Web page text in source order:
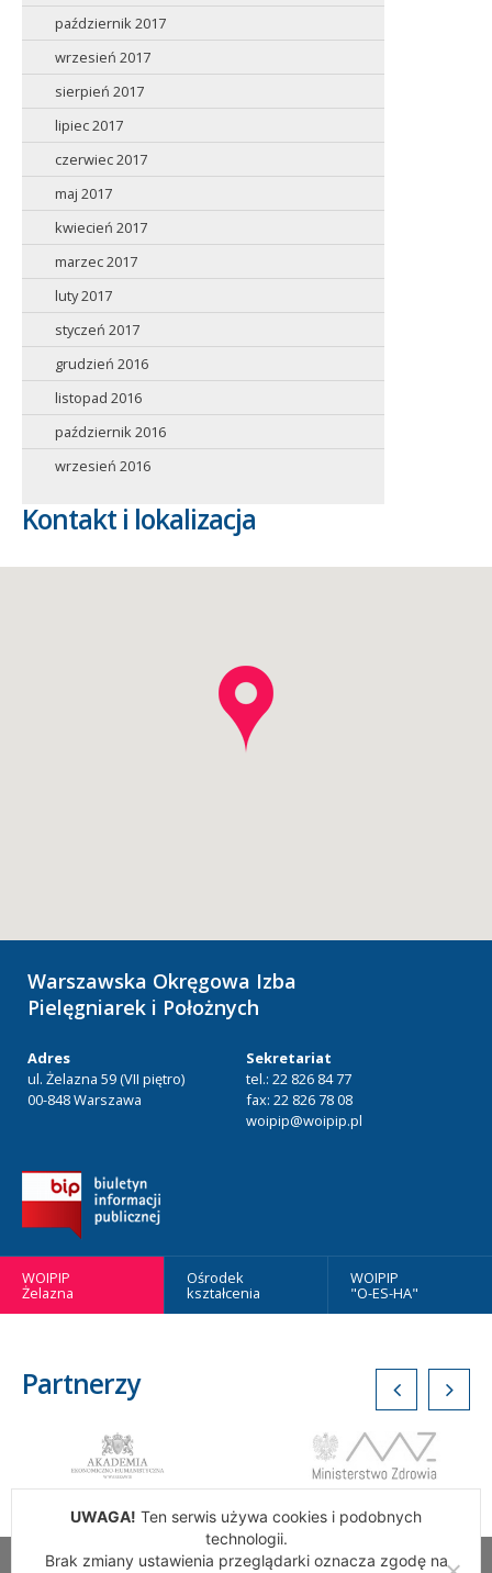
październik 2017
wrzesień 2017
sierpień 2017
lipiec 2017
czerwiec 2017
maj 2017
kwiecień 2017
marzec 2017
luty 2017
styczeń 2017
grudzień 2016
listopad 2016
październik 2016
wrzesień 2016
Kontakt i lokalizacja
Warszawska Okręgowa Izba
Pielęgniarek i Położnych
Adres
ul. Żelazna 59 (VII piętro)
00-848 Warszawa
Sekretariat
tel.: 22 826 84 77
fax: 22 826 78 08
woipip@woipip.pl
WOIPIP
Żelazna
Ośrodek
kształcenia
WOIPIP
"O-ES-HA"
Partnerzy
UWAGA! Ten serwis używa cookies i podobnych
technologii.
Brak zmiany ustawienia przeglądarki oznacza zgodę na